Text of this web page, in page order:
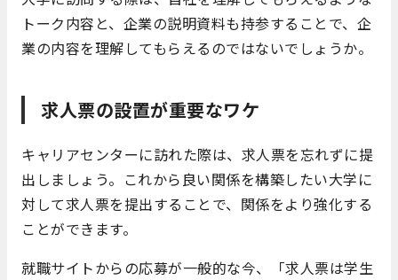
トーク内容と、企業の説明資料も持参することで、企
業の内容を理解してもらえるのではないでしょうか。
求人票の設置が重要なワケ
キャリアセンターに訪れた際は、求人票を忘れずに提
出しましょう。これから良い関係を構築したい大学に
対して求人票を提出することで、関係をより強化する
ことができます。
就職サイトからの応募が一般的な今、「求人票は学生